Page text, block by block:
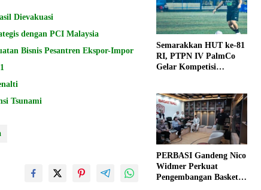
Dievakuasi
dengan PCI Malaysia
Bisnis Pesantren Ekspor-Impor
Tsunami
Semarakkan HUT ke-81
RI, PTPN IV PalmCo
Gelar Kompetisi
PERBASI Gandeng Nico
Widmer Perkuat
Pengembangan Basket